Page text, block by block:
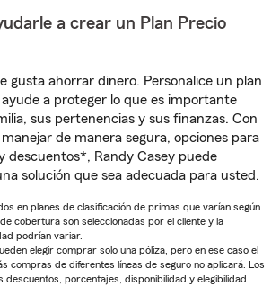
a crear un Plan Precio
gusta ahorrar dinero. Personalice un plan
a proteger lo que es importante
sus pertenencias y sus finanzas. Con
de manera segura, opciones para
descuentos*, Randy Casey puede
solución que sea adecuada para usted.
en planes de clasificación de primas que varían según
cobertura son seleccionadas por el cliente y la
podrían variar.
elegir comprar solo una póliza, pero en ese caso el
compras de diferentes líneas de seguro no aplicará. Los
descuentos, porcentajes, disponibilidad y elegibilidad